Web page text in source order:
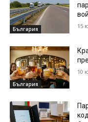
България 15
България
10